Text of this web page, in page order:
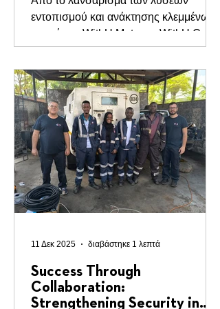
εντοπισμού και ανάκτησης κλεμμένων
οχημάτων WithU Moto και WithU Car
το 2020, στη G4S Telematix πετύχαμε
ένα ορόσημο στην προστασία της
περιουσίας των πελατών μας: έχουμε
εντοπίσει και ανακτήσει με επιτυχία
οχήματα συνολικής αξίας άνω των
€3.600.000.
Success Through
Collaboration:
Strengthening Security in
11 Δεκ 2025 διαβάστηκε 1 λεπτά